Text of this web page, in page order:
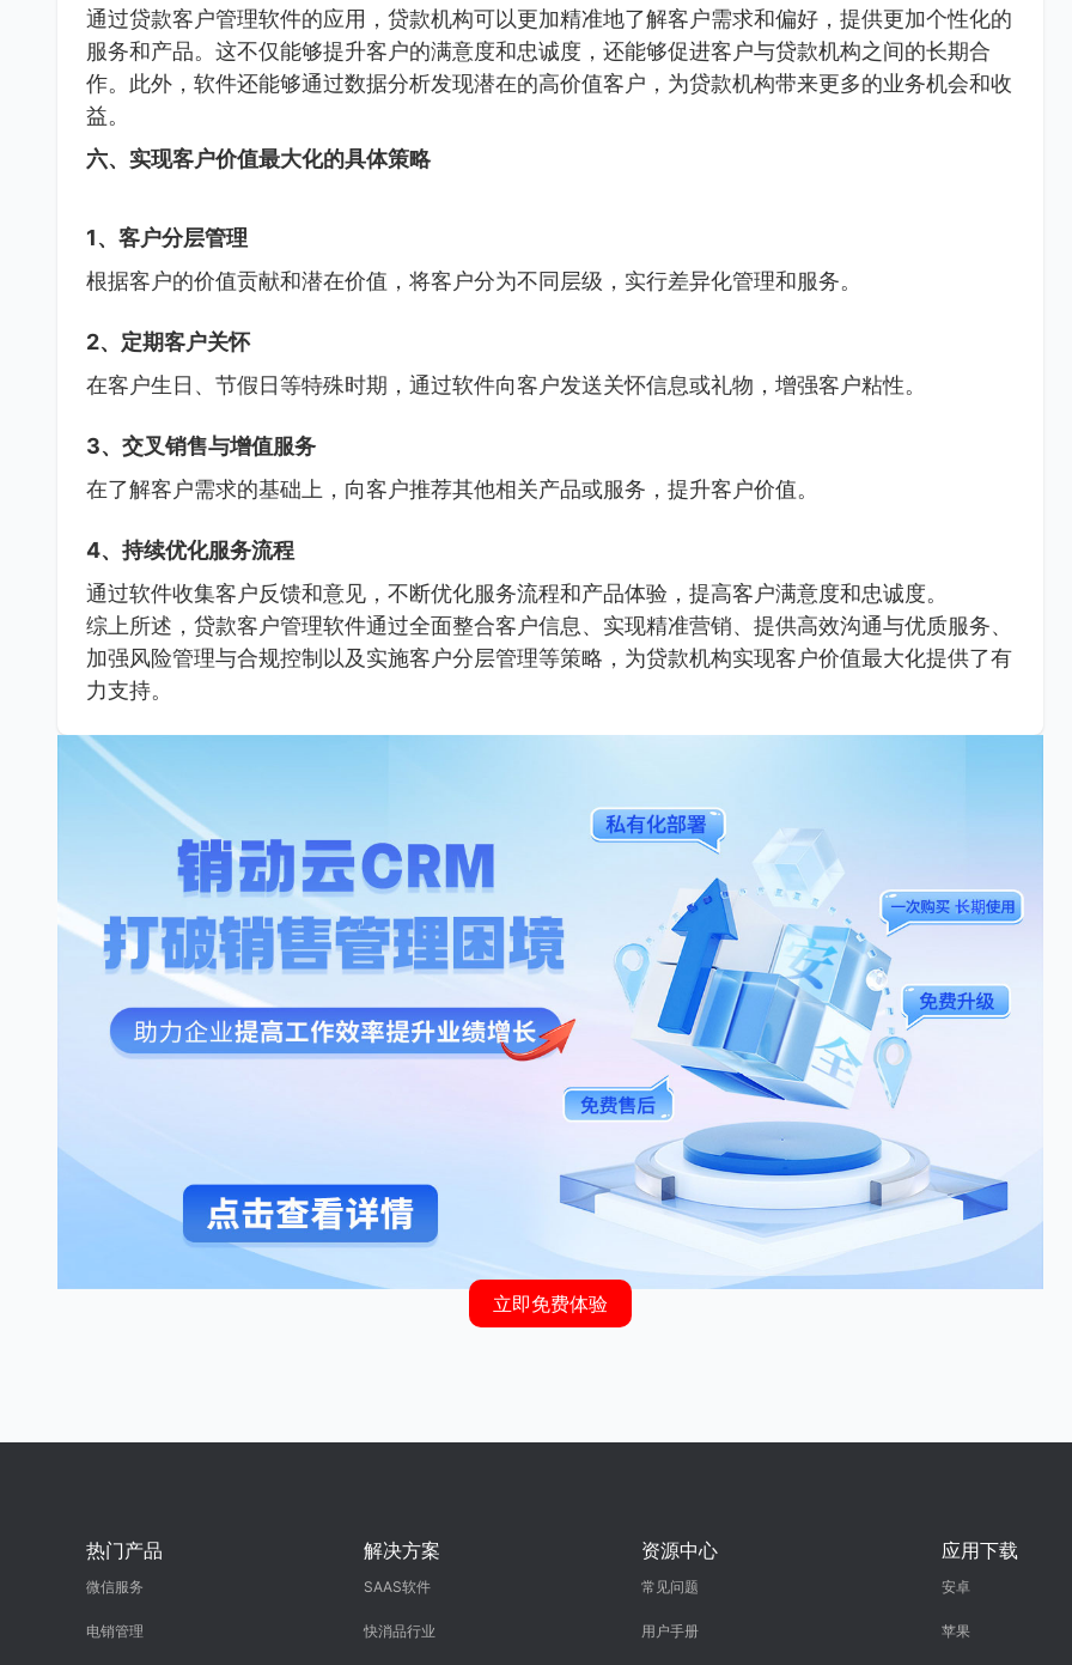
通过贷款客户管理软件的应用，贷款机构可以更加精准地了解客户需求和偏好，提供更加个性化的
服务和产品。这不仅能够提升客户的满意度和忠诚度，还能够促进客户与贷款机构之间的长期合
作。此外，软件还能够通过数据分析发现潜在的高价值客户，为贷款机构带来更多的业务机会和收
益。
六、实现客户价值最大化的具体策略
1、客户分层管理
根据客户的价值贡献和潜在价值，将客户分为不同层级，实行差异化管理和服务。
2、定期客户关怀
在客户生日、节假日等特殊时期，通过软件向客户发送关怀信息或礼物，增强客户粘性。
3、交叉销售与增值服务
在了解客户需求的基础上，向客户推荐其他相关产品或服务，提升客户价值。
4、持续优化服务流程
通过软件收集客户反馈和意见，不断优化服务流程和产品体验，提高客户满意度和忠诚度。
综上所述，贷款客户管理软件通过全面整合客户信息、实现精准营销、提供高效沟通与优质服务、
加强风险管理与合规控制以及实施客户分层管理等策略，为贷款机构实现客户价值最大化提供了有
力支持。
立即免费体验
热门产品
微信服务
电销管理
解决方案
SAAS软件
快消品行业
资源中心
常见问题
用户手册
应用下载
安卓
苹果